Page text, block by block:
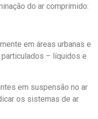
do ar comprimido:
em áreas urbanas e
– líquidos e
em suspensão no ar
os sistemas de ar